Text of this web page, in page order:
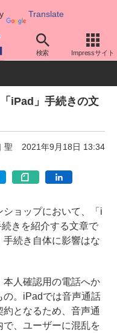
Translate
検索 Impressサイト
サポート
iPad」手続きの文
聖 2021年9月18日 13:34
ョップにおいて、「i
きを紹介する文章で
続き自体に影響はな
人確認用の電話へか
の。iPadでは音声通話
となるため、音声通
、ユーザーに混乱を